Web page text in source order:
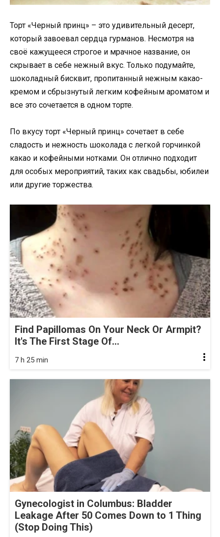
Торт «Чepный принц» – это удивительный десерт,
который завоевал сердца гурманов. Несмотря на
своё кажущееся строгое и мрачное название, он
скрывает в себе нежный вкус. Только подумайте,
шоколадный бисквит, пропитанный нежным какао-
кремом и сбрызнутый легким кофейным ароматом и
все это сочетается в одном торте.
По вкусу торт «Чepный принц» сочетает в себе
сладость и нежность шоколада с легкой горчинкой
какао и кофейными нотками. Он отлично подходит
для особых мероприятий, таких как свадьбы, юбилеи
или другие торжества.
Find Papillomas On Your Neck Or Armpit?
It's The First Stage Of...
7 h 25 min
Gynecologist in Columbus: Bladder
Leakage After 50 Comes Down to 1 Thing
(Stop Doing This)